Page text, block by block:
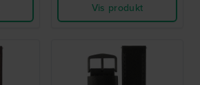
Vis produkt